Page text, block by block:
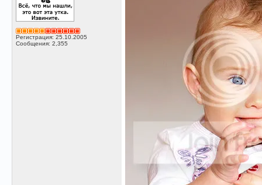
Регистрация: 25.10.2005
Сообщения: 2,355